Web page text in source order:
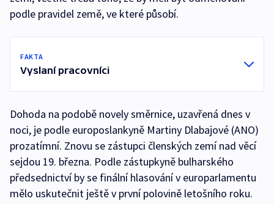
podle pravidel země, ve které působí.
FAKTA
Vyslaní pracovníci
Dohoda na podobě novely směrnice, uzavřená dnes v
noci, je podle europoslankyně Martiny Dlabajové (ANO)
prozatímní. Znovu se zástupci členských zemí nad věcí
sejdou 19. března. Podle zástupkyně bulharského
předsednictví by se finální hlasování v europarlamentu
mělo uskutečnit ještě v první polovině letošního roku.